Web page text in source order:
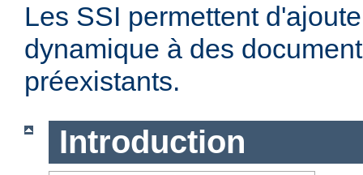
Les SSI permettent
dynamique à des
préexistants.
Introduction